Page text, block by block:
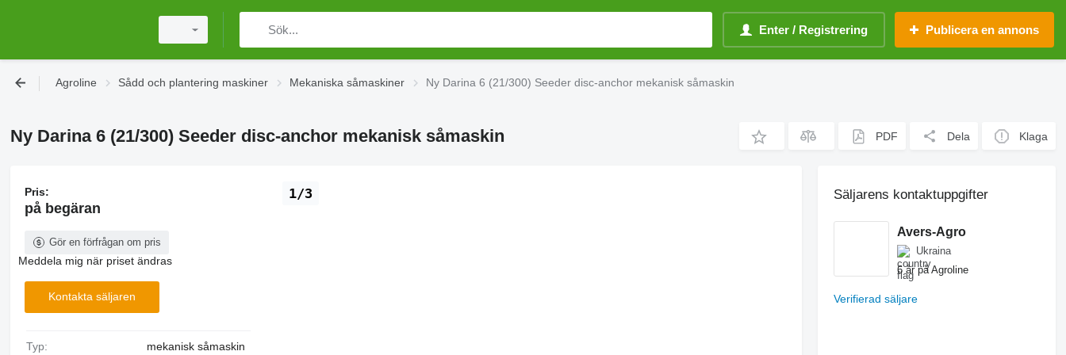
Enter / Registrering Publicera en annons
Agroline Sådd och plantering maskiner Mekaniska såmaskiner Ny Darina 6 (21/300) Seeder disc-anchor mekanisk såmaskin
Ny Darina 6 (21/300) Seeder disc-anchor mekanisk såmaskin PDF Dela Klaga
1/3
Pris:
på begäran
Gör en förfrågan om pris
Meddela mig när priset ändras
Kontakta säljaren
Typ: mekanisk såmaskin
Säljarens kontaktuppgifter
Avers-Agro
Ukraina
6 år på Agroline
Verifierad säljare